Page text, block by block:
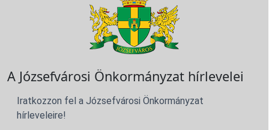
A Józsefvárosi Önkormányzat hírlevelei
Iratkozzon fel a Józsefvárosi Önkormányzat
hírleveleire!